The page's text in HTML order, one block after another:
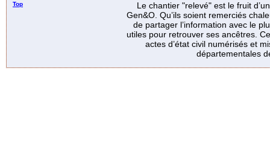
Top
Le chantier "relevé" est le fruit
Gen&O. Qu’ils soient remerciés
de partager l’information avec le
utiles pour retrouver ses ancêtres.
actes d’état civil numérisés et
départementales